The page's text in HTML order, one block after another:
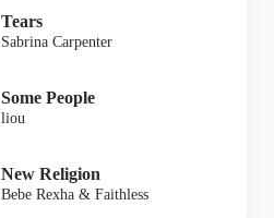
Tears
Sabrina Carpenter
Some People
liou
New Religion
Bebe Rexha & Faithless